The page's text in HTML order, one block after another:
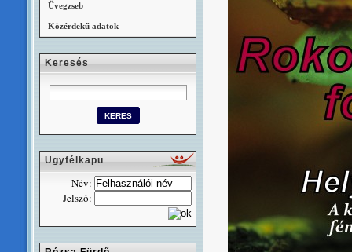
Üvegzseb
Közérdekű adatok
Keresés
Ügyfélkapu
Név:
Jelszó: